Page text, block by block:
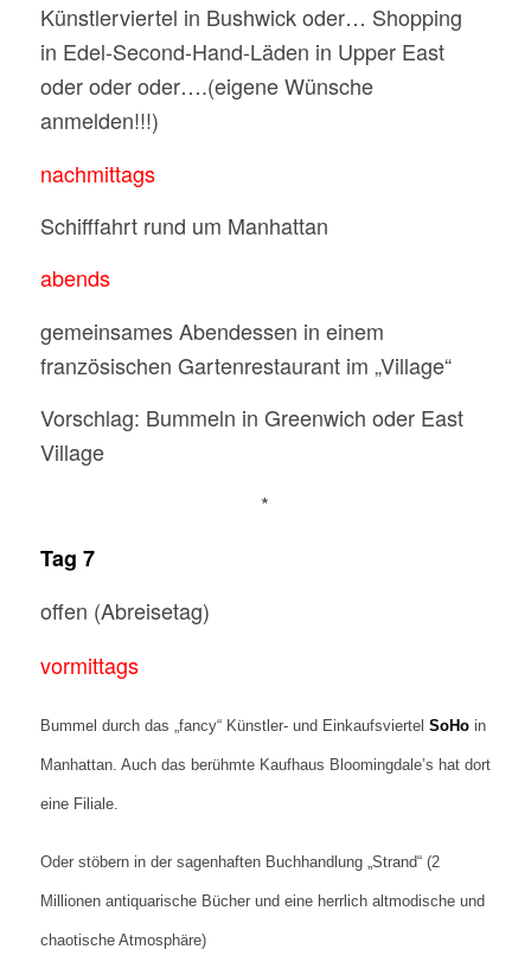
Künstlerviertel in Bushwick oder… Shopping
in Edel-Second-Hand-Läden in Upper East
oder oder oder….(eigene Wünsche
anmelden!!!)
nachmittags
Schifffahrt rund um Manhattan
abends
gemeinsames Abendessen in einem
französischen Gartenrestaurant im „Village“
Vorschlag: Bummeln in Greenwich oder East
Village
*
Tag 7
offen (Abreisetag)
vormittags
Bummel durch das „fancy“ Künstler- und Einkaufsviertel SoHoin
Manhattan. Auch das berühmte Kaufhaus Bloomingdale’s hat dort
eine Filiale.
Oder stöbern in der sagenhaften Buchhandlung „Strand“ (2
Millionen antiquarische Bücher und eine herrlich altmodische und
chaotische Atmosphäre)